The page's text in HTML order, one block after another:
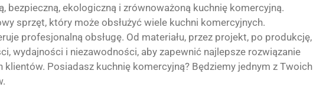
bezpieczną, ekologiczną i zrównoważoną kuchnię komercyjną.
sprzęt, który może obsłużyć wiele kuchni komercyjnych.
profesjonalną obsługę. Od materiału, przez projekt, po produkcję,
wydajności i niezawodności, aby zapewnić najlepsze rozwiązanie
klientów. Posiadasz kuchnię komercyjną? Będziemy jednym z Twoich